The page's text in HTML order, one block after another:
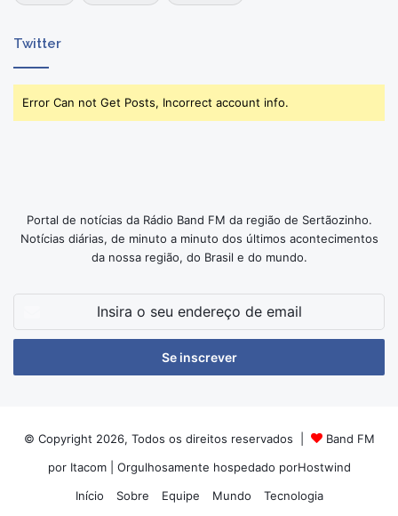
Twitter
Error Can not Get Posts, Incorrect account info.
Portal de notícias da Rádio Band FM da região de Sertãozinho.
Notícias diárias, de minuto a minuto dos últimos acontecimentos
da nossa região, do Brasil e do mundo.
seu
de
© Copyright 2026, Todos os direitos reservados |
Band FM
por Itacom| Orgulhosamente hospedado porHostwind
Início
Sobre Equipe Mundo Tecnologia